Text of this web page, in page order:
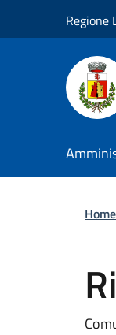
Regione
Home